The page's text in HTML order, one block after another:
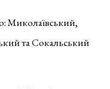
Миколаївський,
та Сокальський